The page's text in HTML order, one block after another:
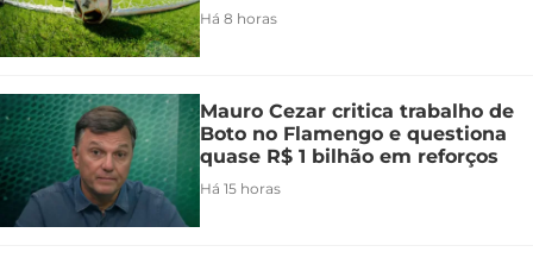
Há 8 horas
Mauro Cezar critica trabalho de
Boto no Flamengo e questiona
quase R$ 1 bilhão em reforços
Há 15 horas